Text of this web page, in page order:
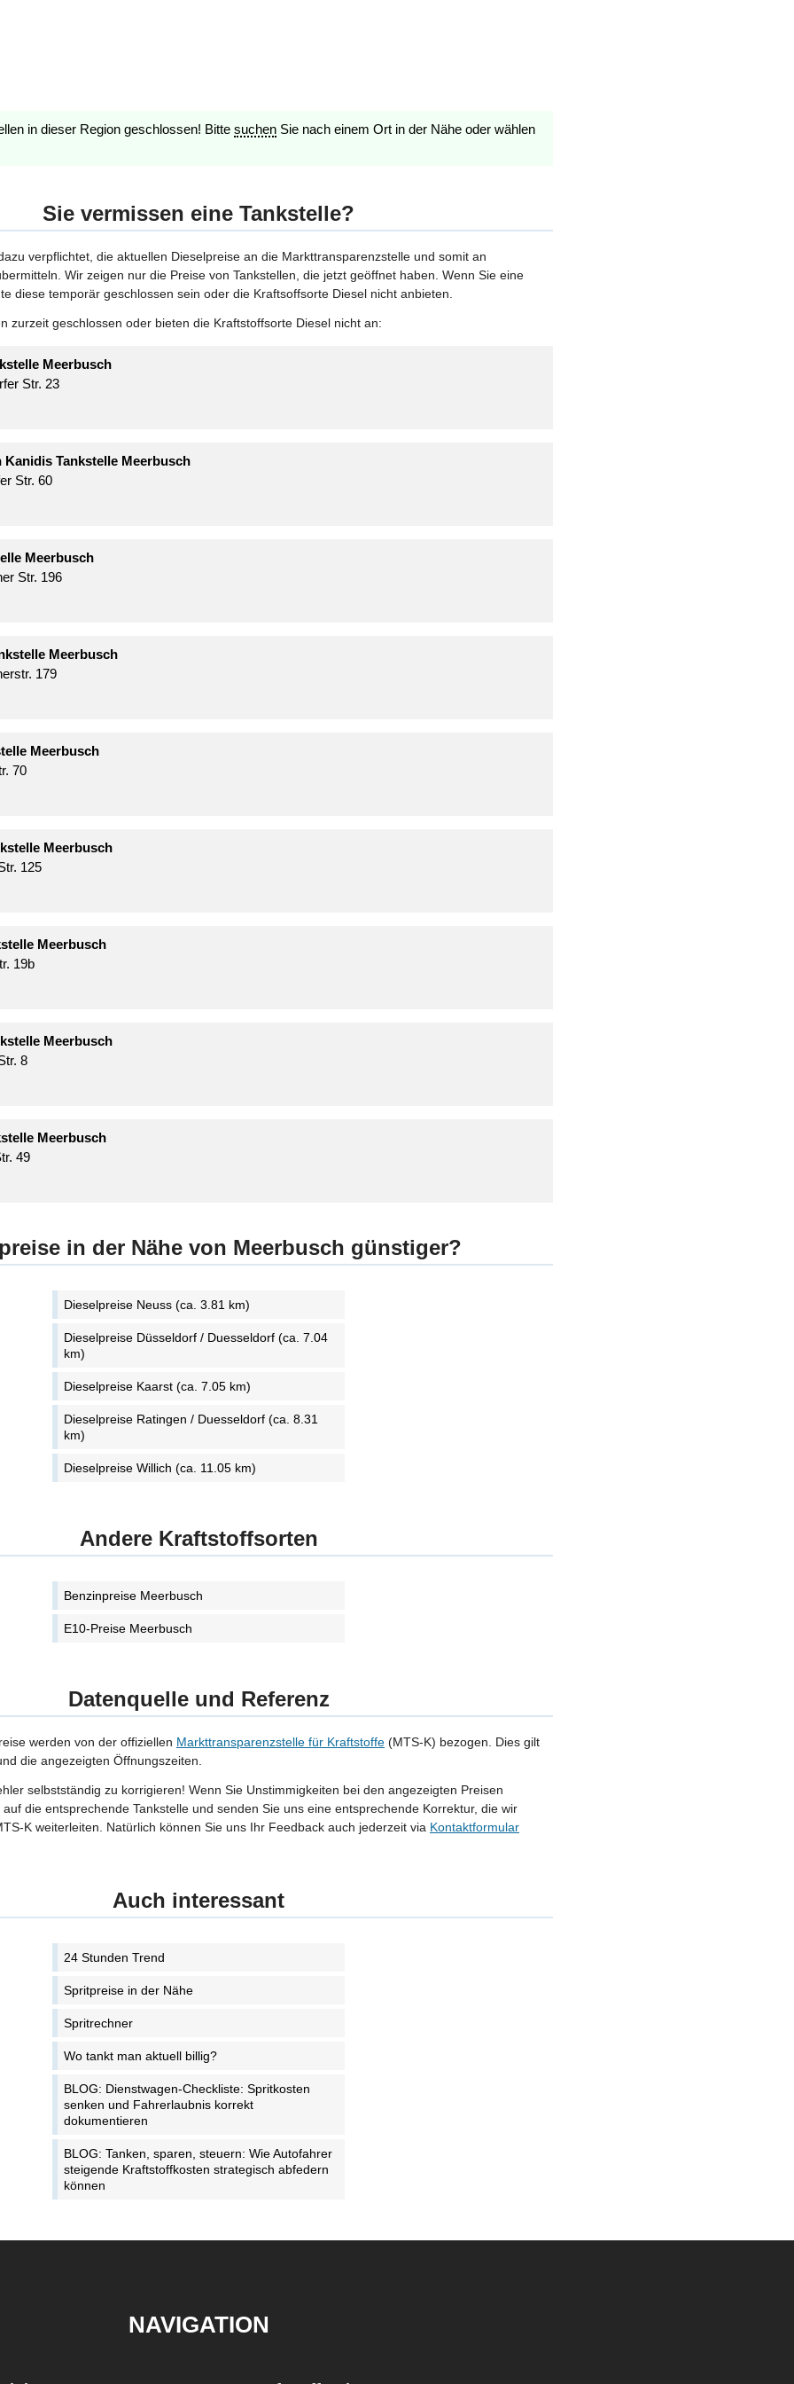
in dieser Region geschlossen! Bitte suchen Sie nach einem Ort in der Nähe oder wählen
Sie vermissen eine Tankstelle?
verpflichtet, die aktuellen Dieselpreise an die Markttransparenzstelle und somit an
Wir zeigen nur die Preise von Tankstellen, die jetzt geöffnet haben. Wenn Sie eine
diese temporär geschlossen sein oder die Kraftsoffsorte Diesel nicht anbieten.
zurzeit geschlossen oder bieten die Kraftstoffsorte Diesel nicht an:
Meerbusch
Str. 23
Kanidis Tankstelle Meerbusch
Str. 60
Meerbusch
Str. 196
Meerbusch
179
Meerbusch
70
Meerbusch
125
Meerbusch
19b
Meerbusch
8
Meerbusch
49
in der Nähe von Meerbusch günstiger?
Dieselpreise Neuss (ca. 3.81 km)
Dieselpreise Düsseldorf / Duesseldorf (ca. 7.04
km)
Dieselpreise Kaarst (ca. 7.05 km)
Dieselpreise Ratingen / Duesseldorf (ca. 8.31
km)
Dieselpreise Willich (ca. 11.05 km)
Andere Kraftstoffsorten
Benzinpreise Meerbusch
E10-Preise Meerbusch
Datenquelle und Referenz
werden von der offiziellen Markttransparenzstelle für Kraftstoffe (MTS-K) bezogen. Dies gilt
die angezeigten Öffnungszeiten.
selbstständig zu korrigieren! Wenn Sie Unstimmigkeiten bei den angezeigten Preisen
die entsprechende Tankstelle und senden Sie uns eine entsprechende Korrektur, die wir
K weiterleiten. Natürlich können Sie uns Ihr Feedback auch jederzeit via Kontaktformular
Auch interessant
24 Stunden Trend
Spritpreise in der Nähe
Spritrechner
Wo tankt man aktuell billig?
BLOG: Dienstwagen-Checkliste: Spritkosten
senken und Fahrerlaubnis korrekt
dokumentieren
BLOG: Tanken, sparen, steuern: Wie Autofahrer
steigende Kraftstoffkosten strategisch abfedern
können
NAVIGATION